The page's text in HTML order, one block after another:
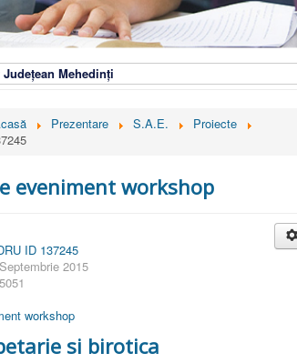
Mehedinți
Prezentare S.A.E.
Proiecte
eveniment workshop
ID 137245
2015
workshop
si birotica